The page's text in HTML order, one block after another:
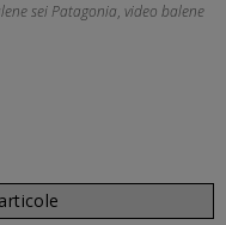
sei Patagonia, video balene